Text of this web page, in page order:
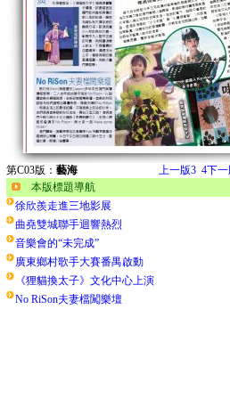
第C03版： 藝海 上一版3 4下一
本版標題導航
徐欣羨走進三地影展
曲堯雙城聯手迴響熱烈
音樂會的“未完成”
廣東鄉村歌手大賽番禺啟動
《狸貓換太子》文化中心上演
No RiSon夫妻檔闖樂壇